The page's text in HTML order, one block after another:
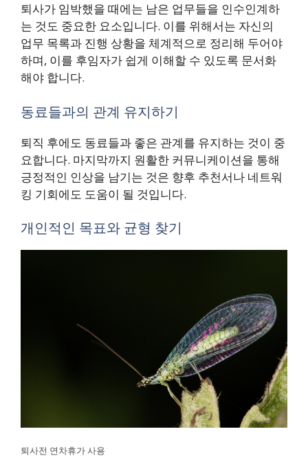
퇴사가 임박했을 때에는 남은 업무들을 인수인계하
는 것도 중요한 요소입니다. 이를 위해서는 자신의
업무 목록과 진행 상황을 체계적으로 정리해 두어야
하며, 이를 후임자가 쉽게 이해할 수 있도록 문서화
해야 합니다.
동료들과의 관계 유지하기
퇴직 후에도 동료들과 좋은 관계를 유지하는 것이 중
요합니다. 마지막까지 원활한 커뮤니케이션을 통해
긍정적인 인상을 남기는 것은 향후 추천서나 네트워
킹 기회에도 도움이 될 것입니다.
개인적인 목표와 균형 찾기
퇴사전 연차휴가 사용